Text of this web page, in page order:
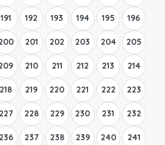
191 192 193 194 195 196
201 202 203 204 205
210 211 212 213 214
218 219 220 221 222 223
227 228 229 230 231 232
236 237 238 239 240 241